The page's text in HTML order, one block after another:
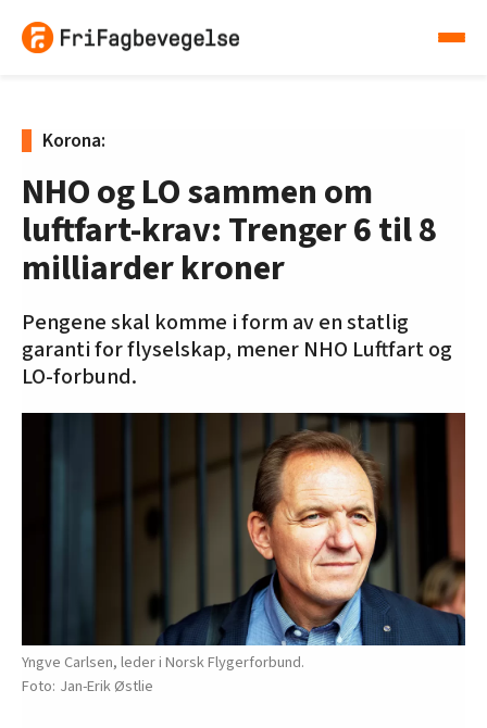
Korona:
NHO og LO sammen om
luftfart-krav: Trenger 6 til 8
milliarder kroner
Pengene skal komme i form av en statlig
garanti for flyselskap, mener NHO Luftfart og
LO-forbund.
Yngve Carlsen, leder i Norsk Flygerforbund.
Jan-Erik Østlie